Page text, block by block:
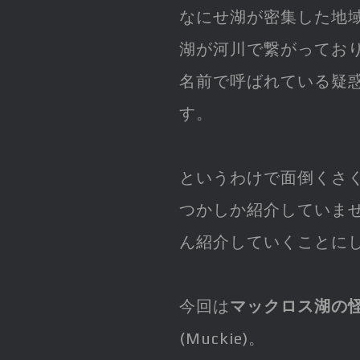
なにせ湖が密集した地
湖が河川で繋がってお
名前で呼ばれている疑
す。
というわけで面倒くさ
つかしか紹介していま
ん紹介していくことに
今回はマックロス湖の
(Muckie)。